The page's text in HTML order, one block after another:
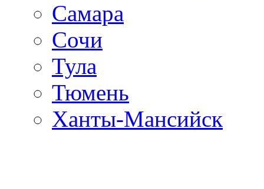
Самара
Сочи
Тула
Тюмень
Ханты-Мансийск